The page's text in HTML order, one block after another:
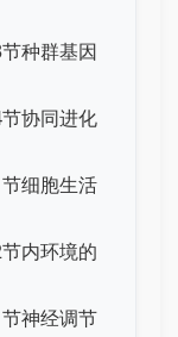
种群基因
协同进化
细胞生活
内环境的
神经调节